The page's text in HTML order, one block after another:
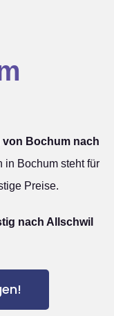
von Bochum nach
in Bochum steht für
Preise.
nach Allschwil